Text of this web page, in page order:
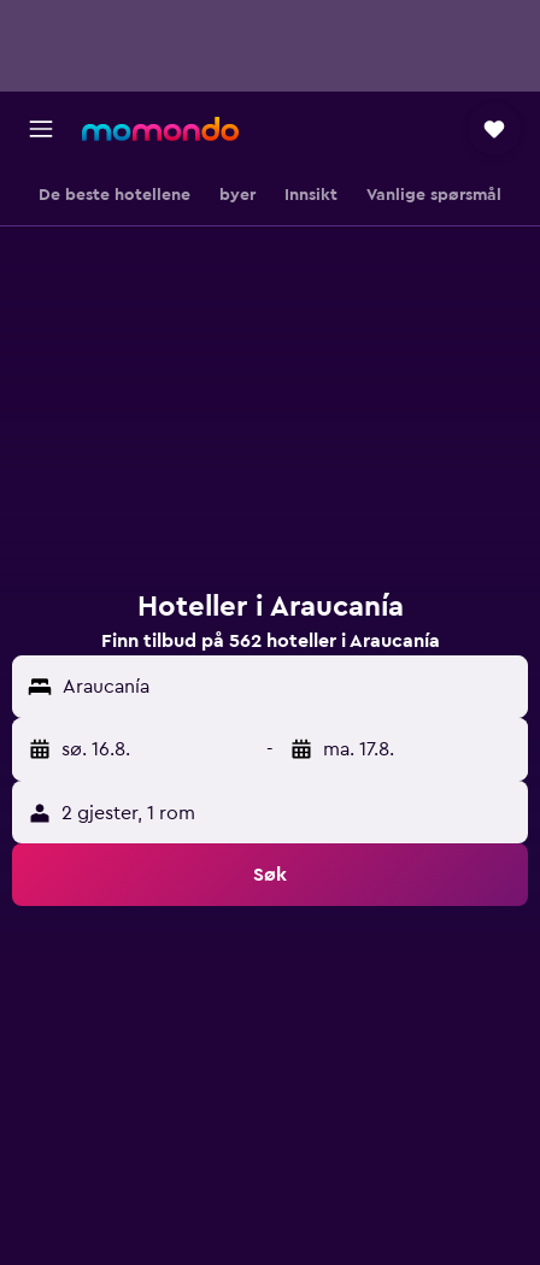
De beste hotellene byer Innsikt Vanlige spørsmål
Hoteller i Araucanía
Finn tilbud på 562 hoteller i Araucanía
Araucanía
sø. 16.8. - ma. 17.8.
2 gjester, 1 rom
Søk